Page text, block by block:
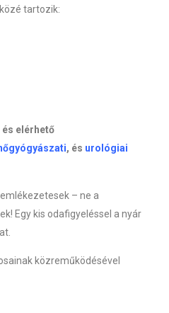
tartozik:
elérhető
, és urológiai
– ne a
Egy kis odafigyeléssel a nyár
közreműködésével